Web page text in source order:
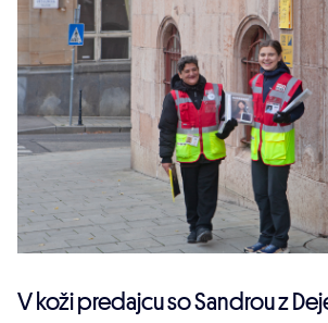
V koži predajcu so Sandrou z